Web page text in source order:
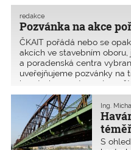
Pozvánka na akce
redakce
ČKAIT pořádá nebo se
akcích ve stavebním
a poradenská centra
uveřejňujeme pozvánky na
konstrukce vystavené
Ing.
S